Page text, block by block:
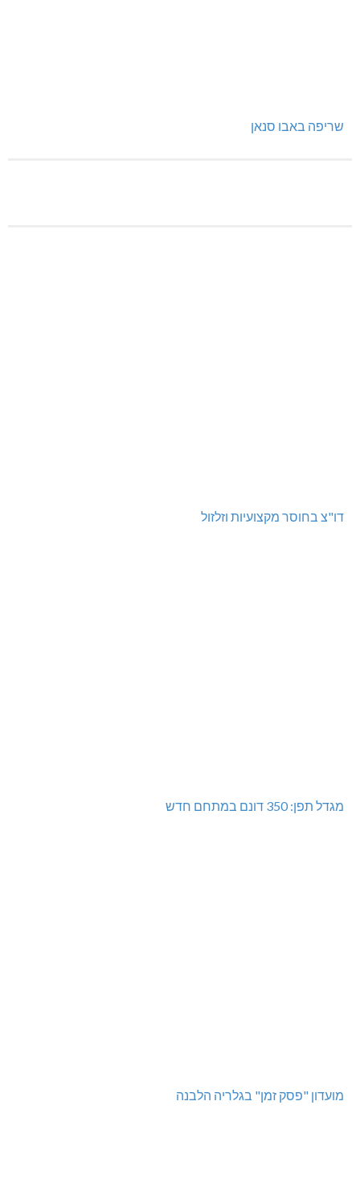
שריפה באבו סנאן
דו"צ בחוסר מקצועיות וזלזול
מגדל תפן: 350 דונם במתחם חדש
מועדון "פסק זמן" בגלריה הלבנה